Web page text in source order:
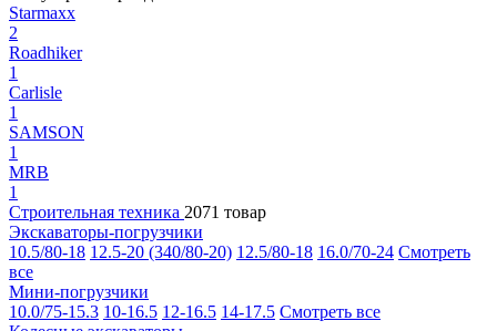
Starmaxx
2
Roadhiker
1
Carlisle
1
SAMSON
1
MRB
1
Строительная техника 2071 товар
Экскаваторы-погрузчики
10.5/80-18 12.5-20 (340/80-20) 12.5/80-18 16.0/70-24 Смотреть
все
Мини-погрузчики
10.0/75-15.3 10-16.5 12-16.5 14-17.5 Смотреть все